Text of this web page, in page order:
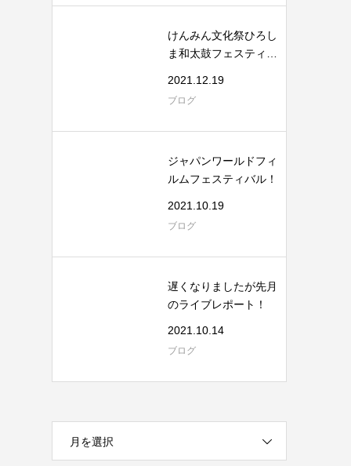
けんみん文化祭ひろし
ま和太鼓フェスティバ
2021.12.19
ブログ
ジャパンワールドフィ
ルムフェスティバル！
2021.10.19
ブログ
遅くなりましたが先月
のライブレポート！
2021.10.14
ブログ
月を選択